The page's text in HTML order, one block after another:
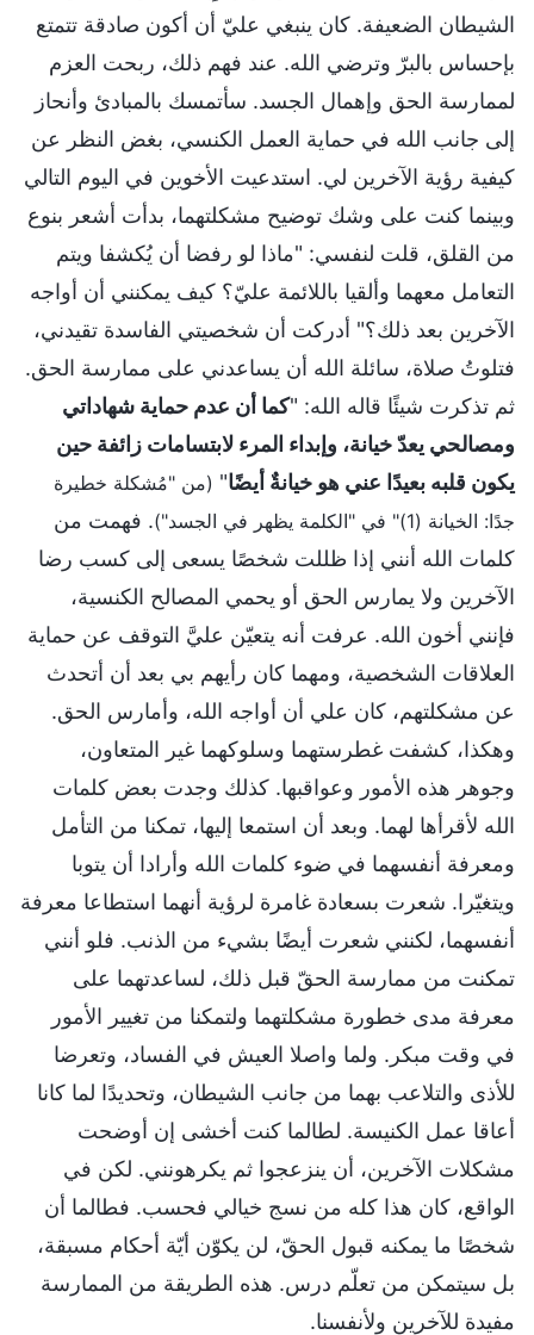
الشيطان الضعيفة. كان ينبغي عليّ أن أكون صادقة تتمتع
بإحساس بالبرّ وترضي الله. عند فهم ذلك، ربحت العزم
لممارسة الحق وإهمال الجسد. سأتمسك بالمبادئ وأنحاز
إلى جانب الله في حماية العمل الكنسي، بغض النظر عن
كيفية رؤية الآخرين لي. استدعيت الأخوين في اليوم التالي
وبينما كنت على وشك توضيح مشكلتهما، بدأت أشعر بنوع
من القلق، قلت لنفسي: "ماذا لو رفضا أن يُكشفا ويتم
التعامل معهما وألقيا باللائمة عليّ؟ كيف يمكنني أن أواجه
الآخرين بعد ذلك؟" أدركت أن شخصيتي الفاسدة تقيدني،
فتلوتُ صلاة، سائلة الله أن يساعدني على ممارسة الحق.
ثم تذكرت شيئًا قاله الله: "كما أن عدم حماية شهاداتي
ومصالحي يعدّ خيانة، وإبداء المرء لابتسامات زائفة حين
يكون قلبه بعيدًا عني هو خيانةٌ أيضًا" (من "مُشكلة خطيرة
جدًا: الخيانة (1)" في "الكلمة يظهر في الجسد")
. فهمت من
كلمات الله أنني إذا ظللت شخصًا يسعى إلى كسب رضا
الآخرين ولا يمارس الحق أو يحمي المصالح الكنسية،
فإنني أخون الله. عرفت أنه يتعيّن عليَّ التوقف عن حماية
العلاقات الشخصية، ومهما كان رأيهم بي بعد أن أتحدث
عن مشكلتهم، كان علي أن أواجه الله، وأمارس الحق.
وهكذا، كشفت غطرستهما وسلوكهما غير المتعاون،
وجوهر هذه الأمور وعواقبها. كذلك وجدت بعض كلمات
الله لأقرأها لهما. وبعد أن استمعا إليها، تمكنا من التأمل
ومعرفة أنفسهما في ضوء كلمات الله وأرادا أن يتوبا
ويتغيّرا. شعرت بسعادة غامرة لرؤية أنهما استطاعا معرفة
أنفسهما، لكنني شعرت أيضًا بشيء من الذنب. فلو أنني
تمكنت من ممارسة الحقّ قبل ذلك، لساعدتهما على
معرفة مدى خطورة مشكلتهما ولتمكنا من تغيير الأمور
في وقت مبكر. ولما واصلا العيش في الفساد، وتعرضا
للأذى والتلاعب بهما من جانب الشيطان، وتحديدًا لما كانا
أعاقا عمل الكنيسة. لطالما كنت أخشى إن أوضحت
مشكلات الآخرين، أن ينزعجوا ثم يكرهونني. لكن في
الواقع، كان هذا كله من نسج خيالي فحسب. فطالما أن
شخصًا ما يمكنه قبول الحقّ، لن يكوّن أيّة أحكام مسبقة،
بل سيتمكن من تعلّم درس. هذه الطريقة من الممارسة
مفيدة للآخرين ولأنفسنا.